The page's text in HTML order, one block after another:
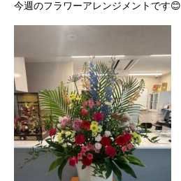
今週のフラワーアレンジメントです😊